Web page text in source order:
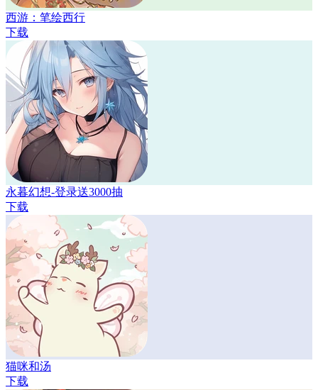
西游：笔绘西行
下载
永暮幻想-登录送3000抽
下载
猫咪和汤
下载